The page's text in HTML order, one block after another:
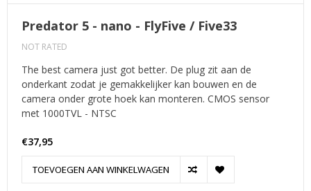
Predator 5 - nano - FlyFive / Five33
NOT RATED
The best camera just got better. De plug zit aan de
onderkant zodat je gemakkelijker kan bouwen en de
camera onder grote hoek kan monteren. CMOS sensor
met 1000TVL - NTSC
€37,95
TOEVOEGEN AAN WINKELWAGEN